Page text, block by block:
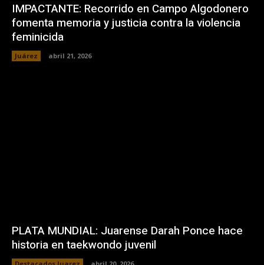
IMPACTANTE: Recorrido en Campo Algodonero
fomenta memoria y justicia contra la violencia
feminicida
Juárez abril 21, 2026
PLATA MUNDIAL: Juarense Darah Ponce hace
historia en taekwondo juvenil